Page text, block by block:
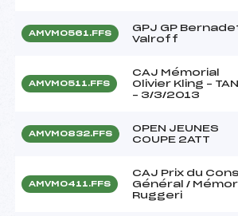
AMVM0561.FFS
GPJ GP
Valroff
AMVM0511.FFS
CAJ Mémorial
Olivier Kling –
– 3/3/2013
AMVM0832.FFS
OPEN JEUNES
COUPE 2ATT
AMVM0411.FFS
CAJ Prix du
Général /
Ruggeri